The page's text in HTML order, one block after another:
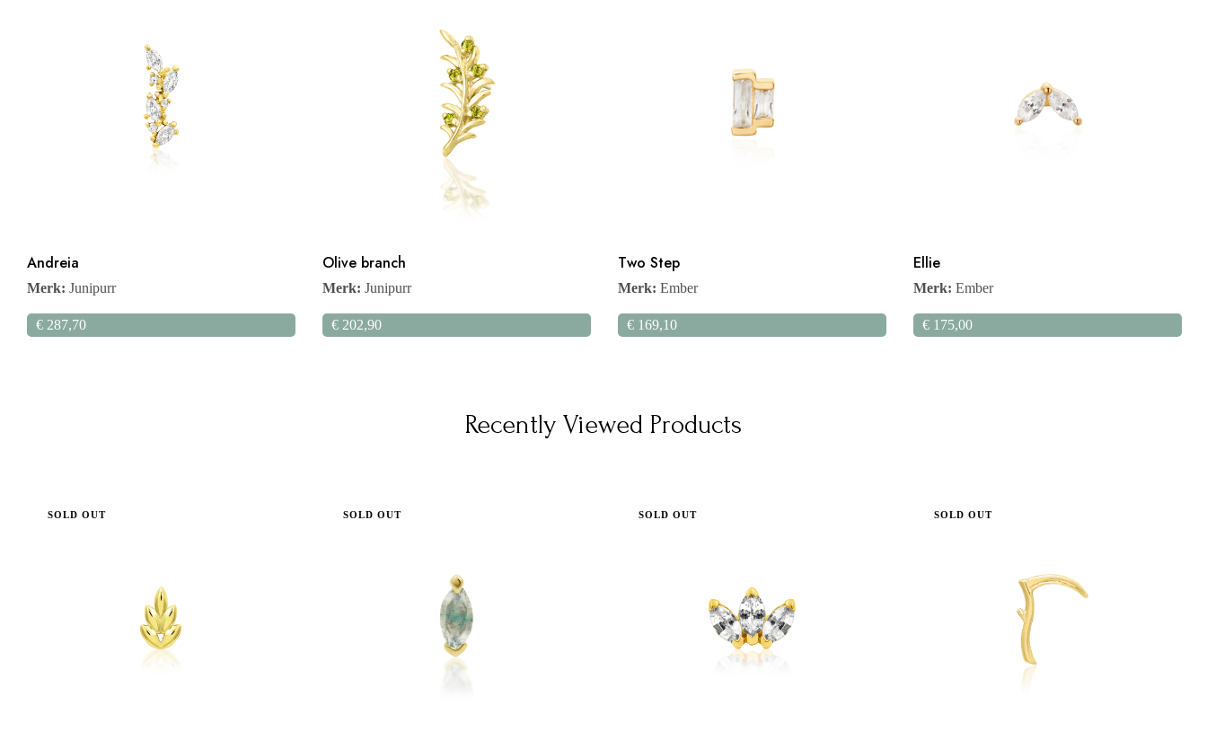
Andreia
Merk: Junipurr
€ 287,70
Olive branch
Merk: Junipurr
€ 202,90
Two Step
Merk: Ember
€ 169,10
Ellie
Merk: Ember
€ 175,00
Recently Viewed Products
SOLD OUT SOLD OUT SOLD OUT SOLD OUT